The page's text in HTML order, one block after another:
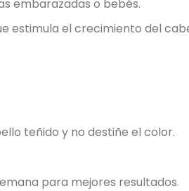
embarazadas o bebés.
estimula el crecimiento del
teñido y no destiñe el color.
para mejores resultados.